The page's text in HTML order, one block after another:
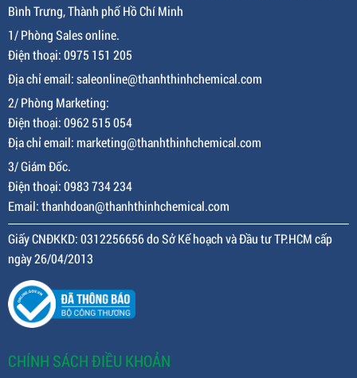
Bình Trưng, Thành phố Hồ Chí Minh
1/ Phòng Sales online.
Điện thoại: 0975 151 205
Địa chỉ email: saleonline@thanhthinhchemical.com
2/ Phòng Marketing:
Điện thoại: 0962 515 054
Địa chỉ email: marketing@thanhthinhchemical.com
3/ Giám Đốc.
Điện thoại: 0983 734 234
Email: thanhdoan@thanhthinhchemical.com
Giấy CNĐKKD: 0312256656 do Sở Kế hoạch và Đầu tư TP.HCM cấp
ngày 26/04/2013
CHÍNH SÁCH ĐIỀU KHOẢN